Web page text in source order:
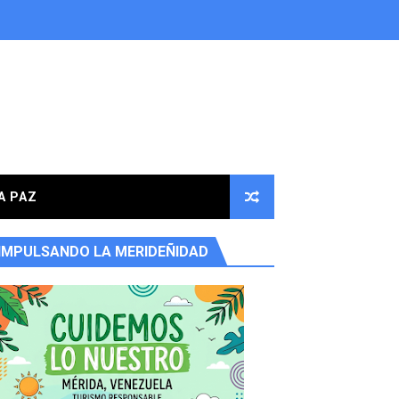
en la parroquia Osuna Rodríguez
PAZ
IMPULSANDO LA MERIDEÑIDAD